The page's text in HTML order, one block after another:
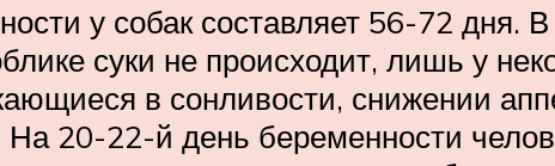
у собак составляет 56-72 дня.
суки не происходит, лишь у
в сонливости, снижении
22-й день беременности